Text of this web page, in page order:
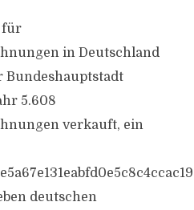
für
in Deutschland
Bundeshauptstadt
5.608
verkauft, ein
deutschen